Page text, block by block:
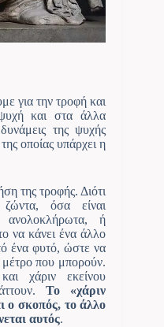
για την τροφή και
και στα άλλα
της ψυχής
οποίας υπάρχει η
της τροφής. Διότι
όσα είναι
ανολοκλήρωτα, ή
να κάνει ένα άλλο
ένα φυτό, ώστε να
μέτρο που μπορούν.
χάριν εκείνου
Το «χάριν
ο σκοπός, το άλλο
αυτός.